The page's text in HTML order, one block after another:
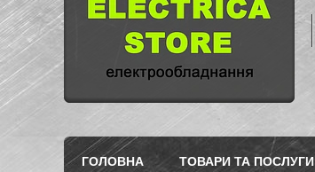
ГОЛОВНА ТОВАРИ ТА ПОСЛУГИ